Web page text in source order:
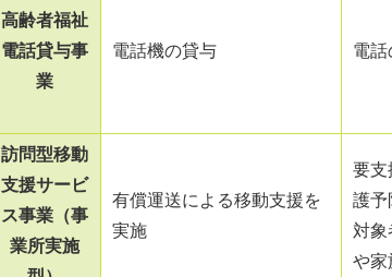
高齢者福祉
電話貸与事
業
電話機の貸与 電
訪問型移動
支援サービ
ス事業（事
業所実施
有償運送による移動支援を
実施
要支
護予
対象
や家